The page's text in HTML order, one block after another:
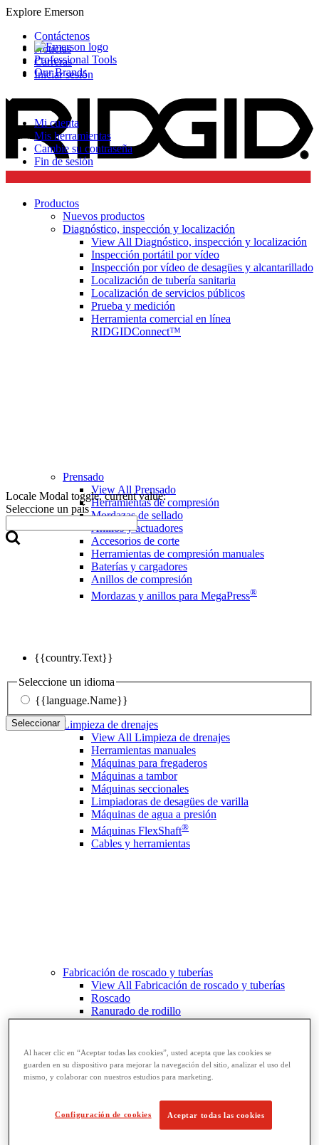
Explore Emerson
Professional Tools
Our Brands
Contáctenos
Noticias
Carreras
Iniciar sesión
Mi cuenta
Mis herramientas
Cambie su contraseña
Fin de sesión
Locale Modal toggle, current value:
Seleccione un país
{{country.Text}}
Seleccione un idioma
{{language.Name}}
Seleccionar
Productos
Nuevos productos
Diagnóstico, inspección y localización
View All Diagnóstico, inspección y localización
Inspección portátil por vídeo
Inspección por vídeo de desagües y alcantarillado
Localización de tubería sanitaria
Localización de servicios públicos
Prueba y medición
Herramienta comercial en línea
RIDGIDConnect™
Prensado
View All Prensado
Herramientas de compresión
Mordazas de sellado
Anillos y actuadores
Accesorios de corte
Herramientas de compresión manuales
Baterías y cargadores
Anillos de compresión
Mordazas y anillos para MegaPress®
Limpieza de drenajes
View All Limpieza de drenajes
Herramientas manuales
Máquinas para fregaderos
Máquinas a tambor
Máquinas seccionales
Limpiadoras de desagües de varilla
Máquinas de agua a presión
Máquinas FlexShaft®
Cables y herramientas
Fabricación de roscado y tuberías
View All Fabricación de roscado y tuberías
Roscado
Ranurado de rodillo
Doblado y corte de agujeros
Corte y fabricación de tubos
Al hacer clic en “Aceptar todas las cookies”, usted acepta que las cookies se
guarden en su dispositivo para mejorar la navegación del sitio, analizar el uso del
mismo, y colaborar con nuestros estudios para marketing.
Configuración de cookies Aceptar todas las cookies